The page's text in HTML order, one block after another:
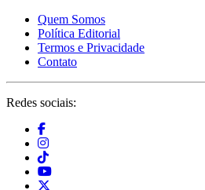
Quem Somos
Política Editorial
Termos e Privacidade
Contato
Redes sociais: